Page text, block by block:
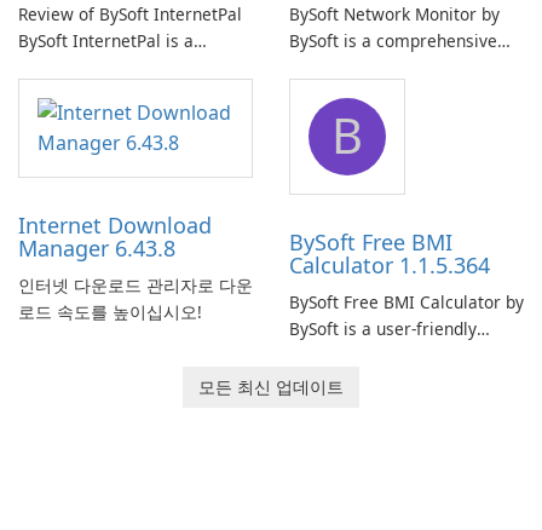
Review of BySoft InternetPal
BySoft InternetPal is a
application designed to
monitor your internet
connection and provide real-
time insights into its
BySoft Network Monitor by
BySoft is a comprehensive
designed to help businesses
effectively manage their
network infrastructure.
Internet Download
Manager 6.43.8
인터넷 다운로드 관리자로 다운
로드 속도를 높이십시오!
B
BySoft Free BMI
Calculator 1.1.5.364
BySoft Free BMI Calculator by
BySoft is a user-friendly
designed to help you
모든 최신 업데이트